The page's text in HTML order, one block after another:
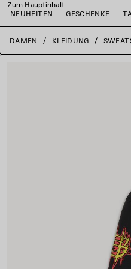
Zum Hauptinhalt
NEUHEITEN
GESCHENKE
close the banner
DAMEN KLEIDUNG